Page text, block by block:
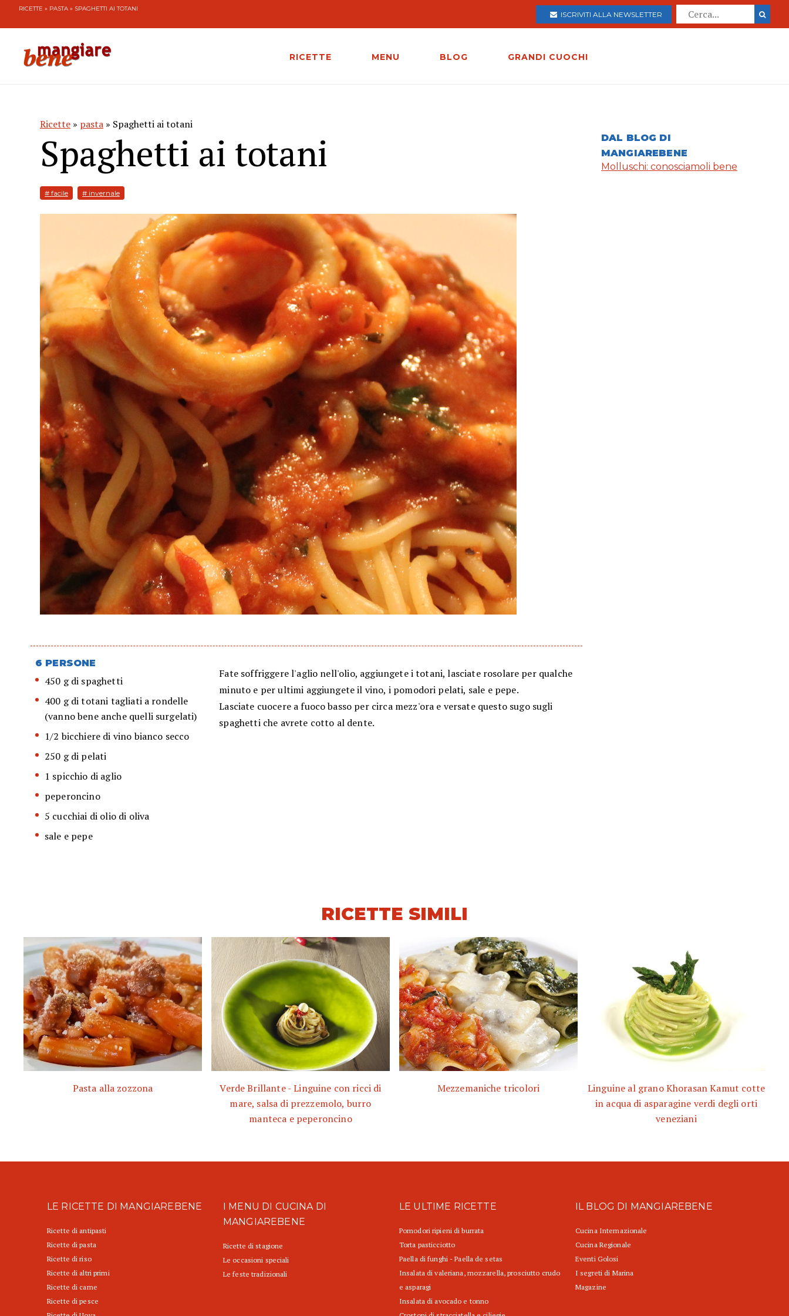
RICETTE » PASTA » SPAGHETTI AI TOTANI
ISCRIVITI ALLA NEWSLETTER
RICETTE MENU BLOG GRANDI CUOCHI
Ricette » pasta » Spaghetti ai totani
Spaghetti ai totani
# facile # invernale
6 PERSONE
450 g di spaghetti
400 g di totani tagliati a rondelle
(vanno bene anche quelli surgelati)
1/2 bicchiere di vino bianco secco
250 g di pelati
1 spicchio di aglio
peperoncino
5 cucchiai di olio di oliva
sale e pepe
Fate soffriggere l'aglio nell'olio, aggiungete i totani, lasciate rosolare per qualche
minuto e per ultimi aggiungete il vino, i pomodori pelati, sale e pepe.
Lasciate cuocere a fuoco basso per circa mezz'ora e versate questo sugo sugli
spaghetti che avrete cotto al dente.
DAL BLOG DI
MANGIAREBENE
Molluschi: conosciamoli bene
RICETTE SIMILI
Pasta alla zozzona
Verde Brillante - Linguine con ricci di
mare, salsa di prezzemolo, burro
manteca e peperoncino
Mezzemaniche tricolori
Linguine al grano Khorasan Kamut cotte
in acqua di asparagine verdi degli orti
veneziani
LE RICETTE DI MANGIAREBENE
Ricette di antipasti
Ricette di pasta
Ricette di riso
Ricette di altri primi
Ricette di carne
Ricette di pesce
I MENU DI CUCINA DI
MANGIAREBENE
Ricette di stagione
Le occasioni speciali
Le feste tradizionali
LE ULTIME RICETTE
Pomodori ripieni di burrata
Torta pasticciotto
Paella di funghi - Paella de setas
Insalata di valeriana, mozzarella, prosciutto crudo
e asparagi
Insalata di avocado e tonno
IL BLOG DI MANGIAREBENE
Cucina Internazionale
Cucina Regionale
Eventi Golosi
I segreti di Marina
Magazine